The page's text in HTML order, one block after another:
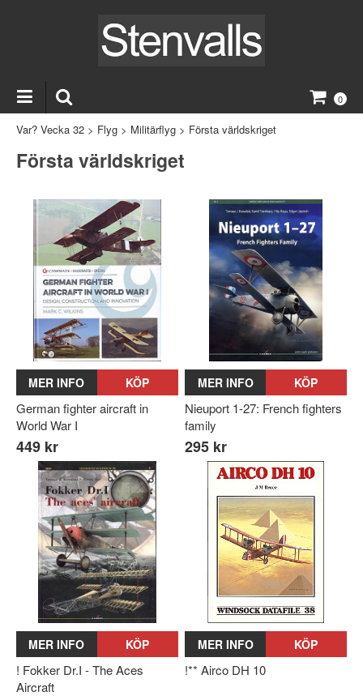
0
Var? Vecka 32 > Flyg > Militärflyg > Första världskriget
Första världskriget
MER INFO KÖP
German fighter aircraft in
World War I
449 kr
MER INFO KÖP
Nieuport 1-27: French fighters
family
295 kr
MER INFO KÖP
! Fokker Dr.I - The Aces
Aircraft
MER INFO KÖP
!** Airco DH 10